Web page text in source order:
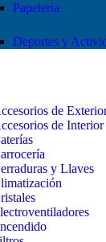
Papeleria
Deportes y
de
de Interior
y Llaves